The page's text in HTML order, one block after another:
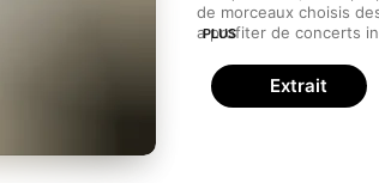
de morceaux choisis
a profiter de concerts
PLUS
Extrait